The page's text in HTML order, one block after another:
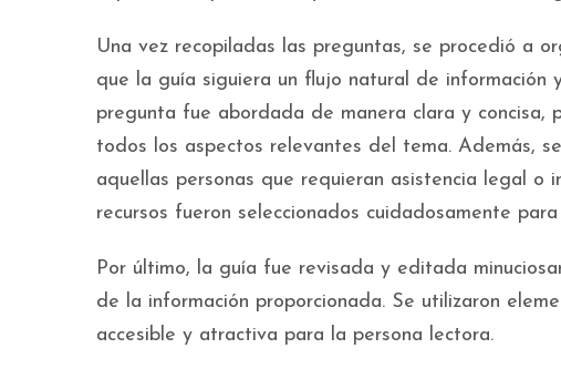
Una vez recopiladas las preguntas, se procedió a
que la guía siguiera un flujo natural de
pregunta fue abordada de manera clara y concisa,
todos los aspectos relevantes del tema. Además,
aquellas personas que requieran asistencia legal o
recursos fueron seleccionados cuidadosamente
Por último, la guía fue revisada y editada
de la información proporcionada. Se utilizaron
accesible y atractiva para la persona lectora.